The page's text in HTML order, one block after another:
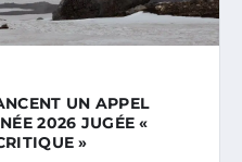
UN APPEL
2026 JUGÉE «
»